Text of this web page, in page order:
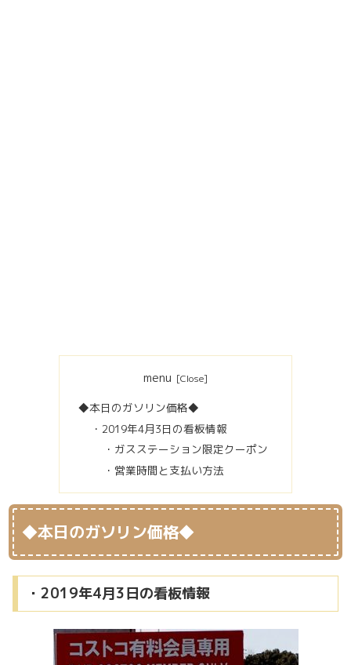
menu
◆本日のガソリン価格◆
・2019年4月3日の看板情報
・ガスステーション限定クーポン
・営業時間と支払い方法
◆本日のガソリン価格◆
・2019年4月3日の看板情報